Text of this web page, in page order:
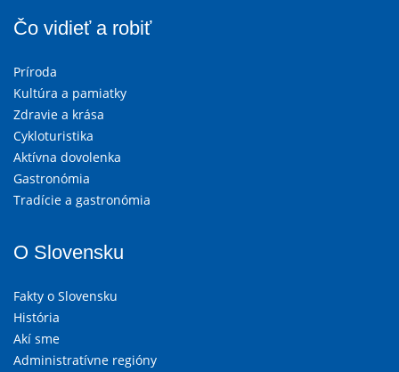
Čo vidieť a robiť
Príroda
Kultúra a pamiatky
Zdravie a krása
Cykloturistika
Aktívna dovolenka
Gastronómia
Tradície a gastronómia
O Slovensku
Fakty o Slovensku
História
Akí sme
Administratívne regióny